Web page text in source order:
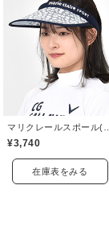
¥3,740
在庫表をみる